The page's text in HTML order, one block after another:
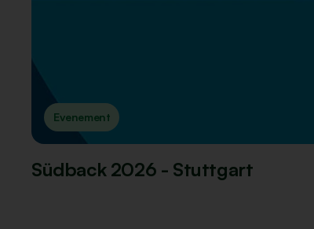
Evenement
Südback 2026 - Stuttgart